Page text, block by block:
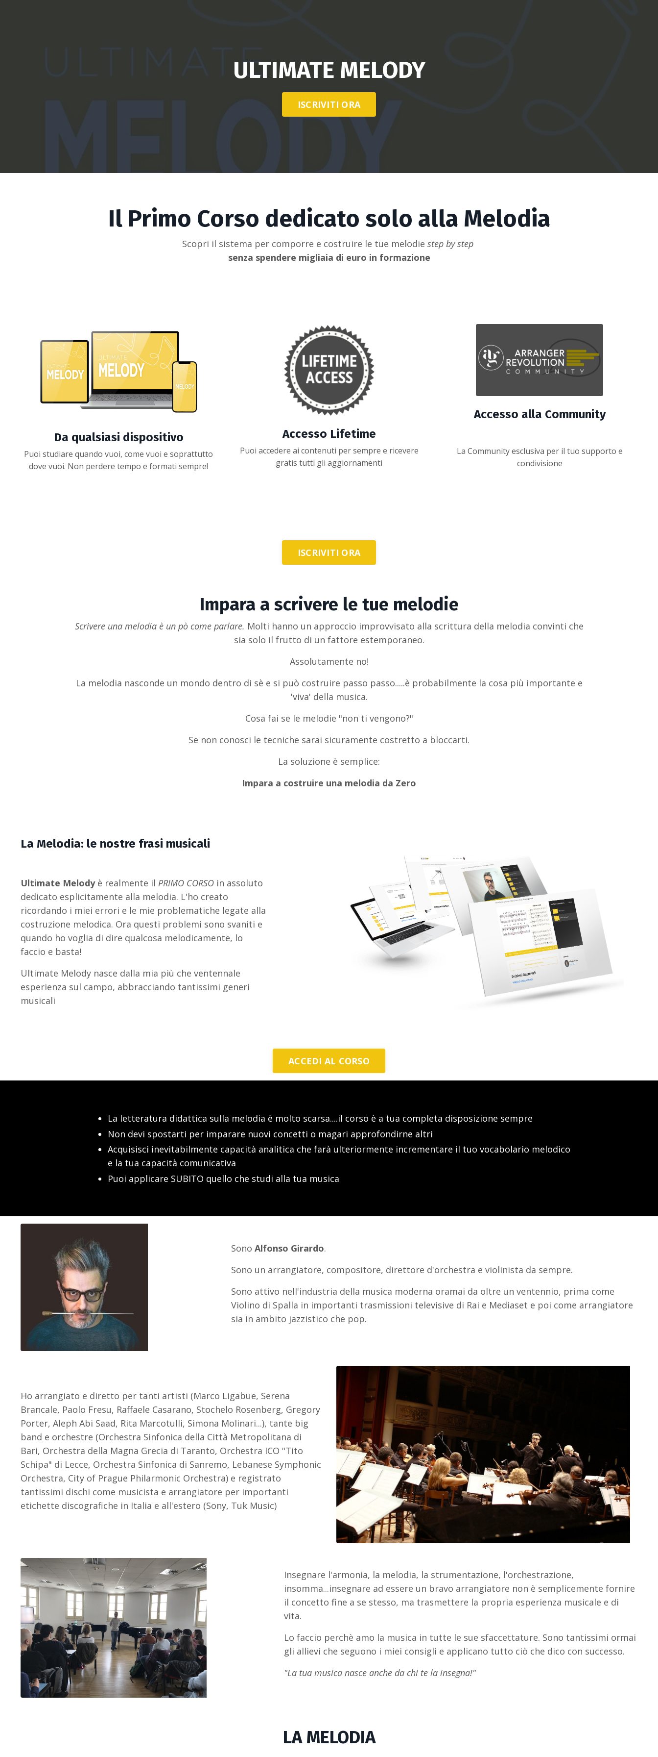
ULTIMATE MELODY
ISCRIVITI ORA
Il Primo Corso dedicato solo alla Melodia
Scopri il sistema per comporre e costruire le tue melodie step by step
senza spendere migliaia di euro in formazione
Da qualsiasi dispositivo
Puoi studiare quando vuoi, come vuoi e soprattutto
dove vuoi. Non perdere tempo e formati sempre!
Accesso Lifetime
Puoi accedere ai contenuti per sempre e ricevere
gratis tutti gli aggiornamenti
Accesso alla Community
La Community esclusiva per il tuo supporto e
condivisione
ISCRIVITI ORA
Impara a scrivere le tue melodie
Scrivere una melodia è un pò come parlare. Molti hanno un approccio improvvisato alla scrittura della melodia convinti che
sia solo il frutto di un fattore estemporaneo.
Assolutamente no!
La melodia nasconde un mondo dentro di sè e si può costruire passo passo.....è probabilmente la cosa più importante e
'viva' della musica.
Cosa fai se le melodie "non ti vengono?"
Se non conosci le tecniche sarai sicuramente costretto a bloccarti.
La soluzione è semplice:
Impara a costruire una melodia da Zero
La Melodia: le nostre frasi musicali
Ultimate Melodyè realmente il PRIMO CORSO in assoluto
dedicato esplicitamente alla melodia. L'ho creato
ricordando i miei errori e le mie problematiche legate alla
costruzione melodica. Ora questi problemi sono svaniti e
quando ho voglia di dire qualcosa melodicamente, lo
faccio e basta!
Ultimate Melody nasce dalla mia più che ventennale
esperienza sul campo, abbracciando tantissimi generi
musicali
ACCEDI AL CORSO
La letteratura didattica sulla melodia è molto scarsa....il corso è a tua completa disposizione sempre
Non devi spostarti per imparare nuovi concetti o magari approfondirne altri
Acquisisci inevitabilmente capacità analitica che farà ulteriormente incrementare il tuo vocabolario melodico
e la tua capacità comunicativa
Puoi applicare SUBITO quello che studi alla tua musica
Sono Alfonso Girardo.
Sono un arrangiatore, compositore, direttore d'orchestra e violinista da sempre.
Sono attivo nell'industria della musica moderna oramai da oltre un ventennio, prima come
Violino di Spalla in importanti trasmissioni televisive di Rai e Mediaset e poi come arrangiatore
sia in ambito jazzistico che pop.
Ho arrangiato e diretto per tanti artisti (Marco Ligabue, Serena
Brancale, Paolo Fresu, Raffaele Casarano, Stochelo Rosenberg, Gregory
Porter, Aleph Abi Saad, Rita Marcotulli, Simona Molinari...), tante big
band e orchestre (Orchestra Sinfonica della Città Metropolitana di
Bari, Orchestra della Magna Grecia di Taranto, Orchestra ICO "Tito
Schipa" di Lecce, Orchestra Sinfonica di Sanremo, Lebanese Symphonic
Orchestra, City of Prague Philarmonic Orchestra) e registrato
tantissimi dischi come musicista e arrangiatore per importanti
etichette discografiche in Italia e all'estero (Sony, Tuk Music)
Insegnare l'armonia, la melodia, la strumentazione, l'orchestrazione,
insomma...insegnare ad essere un bravo arrangiatore non è semplicemente fornire
il concetto fine a se stesso, ma trasmettere la propria esperienza musicale e di
vita.
Lo faccio perchè amo la musica in tutte le sue sfaccettature. Sono tantissimi ormai
gli allievi che seguono i miei consigli e applicano tutto ciò che dico con successo.
"La tua musica nasce anche da chi te la insegna!"
LA MELODIA